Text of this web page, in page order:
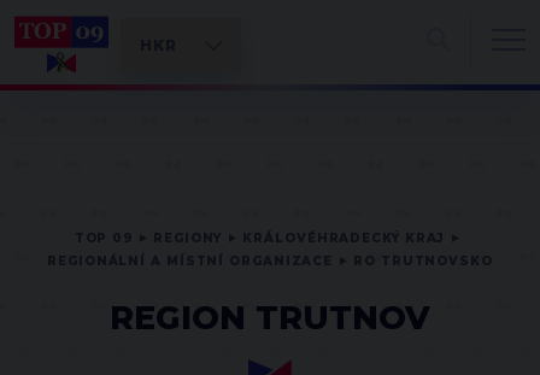
REGION TRUTNOV